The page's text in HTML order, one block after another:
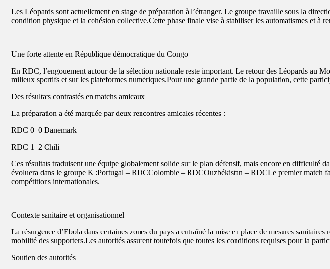
Les Léopards sont actuellement en stage de préparation à l’étranger. Le groupe travaille sous la
condition physique et la cohésion collective.Cette phase finale vise à stabiliser les automatismes et à
Une forte attente en République démocratique du Congo
En RDC, l’engouement autour de la sélection nationale reste important. Le retour des Léopards au
milieux sportifs et sur les plateformes numériques.Pour une grande partie de la population, cette
Des résultats contrastés en matchs amicaux
La préparation a été marquée par deux rencontres amicales récentes :
RDC 0–0 Danemark
RDC 1–2 Chili
Ces résultats traduisent une équipe globalement solide sur le plan défensif, mais encore en
évoluera dans le groupe K :Portugal – RDCColombie – RDCOuzbékistan – RDCLe premier match
compétitions internationales.
Contexte sanitaire et organisationnel
La résurgence d’Ebola dans certaines zones du pays a entraîné la mise en place de mesures
mobilité des supporters.Les autorités assurent toutefois que toutes les conditions requises pour la
Soutien des autorités